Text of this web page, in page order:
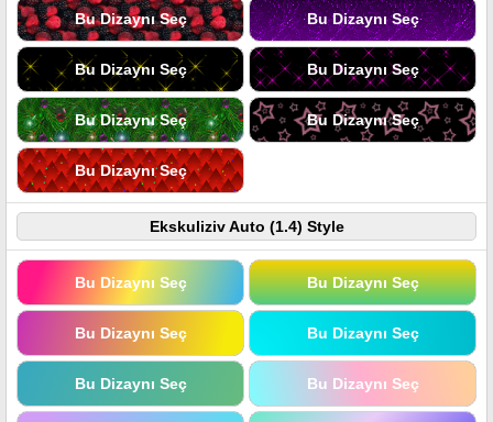
Bu Dizaynı Seç Bu Dizaynı Seç
Bu Dizaynı Seç Bu Dizaynı Seç
Bu Dizaynı Seç Bu Dizaynı Seç
Bu Dizaynı Seç
Ekskuliziv Auto (1.4) Style
Bu Dizaynı Seç Bu Dizaynı Seç
Bu Dizaynı Seç Bu Dizaynı Seç
Bu Dizaynı Seç Bu Dizaynı Seç